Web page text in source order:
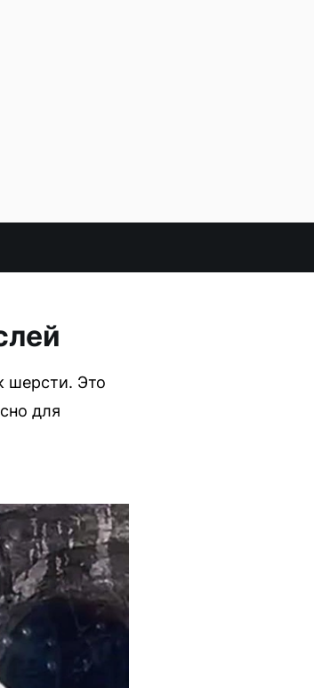
шерсти. Это
для